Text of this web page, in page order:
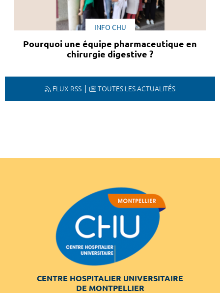
INFO CHU
Pourquoi une équipe pharmaceutique en
chirurgie digestive ?
FLUX RSS TOUTES LES ACTUALITÉS
CENTRE HOSPITALIER UNIVERSITAIRE
DE MONTPELLIER